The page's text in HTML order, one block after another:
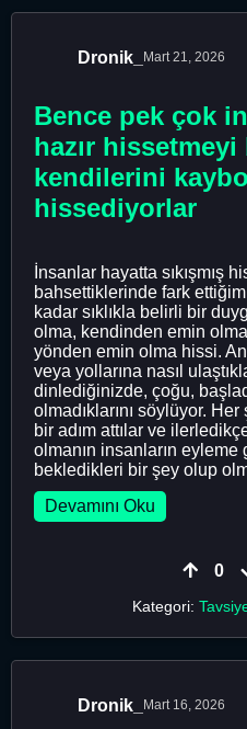
Dronik_ Mart 21, 2026
Bence pek çok
hazır
kendilerini
hissediyorlar
İnsanlar hayatta sıkışmış
bahsettiklerinde fark
kadar sıklıkla belirli bir
olma, kendinden emin
yönden emin olma hissi.
veya yollarına nasıl
dinlediğinizde, çoğu,
olmadıklarını söylüyor.
bir adım attılar ve
olmanın insanların
bekledikleri bir şey olup
Devamını Oku
0
Kategori:
Dronik_ Mart 16, 2026